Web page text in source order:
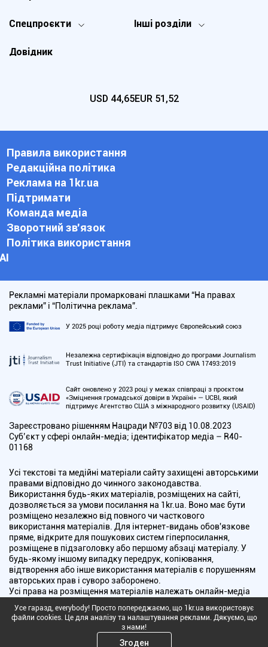
Спецпроєкти Інші розділи
Довідник
USD 44,65EUR 51,52
Правила використання
Редакційна політика
Реклама на 1kr.ua
Підтримати
Команда медіа
Зворотний зв'язок
Політика використання
АІ
Рекламні матеріали промарковані плашками “На правах
реклами” і “Політична реклама”.
У 2025 році роботу медіа підтримує Європейський союз
Незалежна сертифікація відповідно до програми Journalism
Trust Initiative (JTI) та стандартів ISO CWA 17493:2019
Сайт оновлено у 2023 році у межах співпраці з проєктом
«Зміцнення громадської довіри в Україні» — UCBI, який
підтримує Агентство США з міжнародного розвитку (USAID)
Зареєстровано рішенням Нацради №703 від 10.08.2023
Cуб’єкт у сфері онлайн-медіа; ідентифікатор медіа – R40-
01168
Усі текстові та медійні матеріали сайту захищені авторськими
правами відповідно до чинного законодавства.
Використання будь-яких матеріалів, розміщених на сайті,
дозволяється за умови посилання на 1kr.ua. Воно має бути
розміщено незалежно від повного чи часткового
використання матеріалів. Для інтернет-видань обов'язкове
пряме, відкрите для пошукових систем гіперпосилання,
розміщене в підзаголовку або першому абзаці матеріалу. У
будь-якому іншому випадку передрук, копіювання,
відтворення або інше використання матеріалів є порушенням
авторських прав і суворо заборонено.
Усі права на розміщення матеріалів належать онлайн-медіа
радою України з питань телебачення і радіомовлення.
Copyright © 2010 - 2026 Всі права захищені
Усе гаразд, everybody! Просто попереджаємо, що 1kr.ua використовує
файли cookies. Це для аналізу та налаштування реклами. Дякуємо, що
з нами!
Згоден